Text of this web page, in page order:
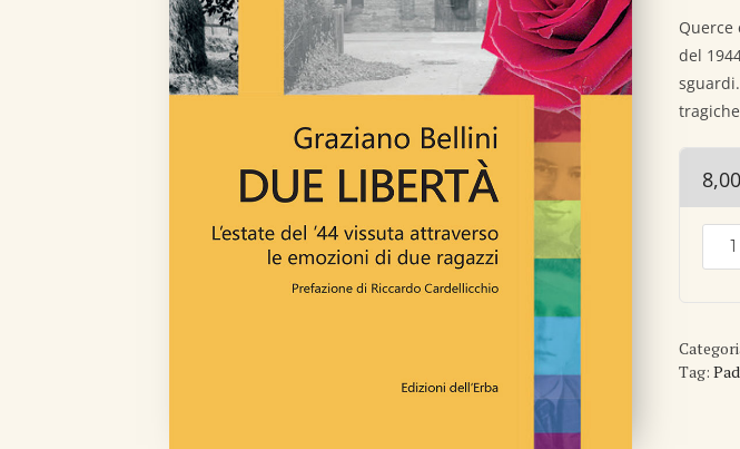
Querce
del
8,00
Due
Tag: